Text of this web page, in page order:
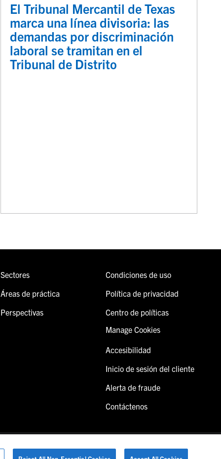
El Tribunal Mercantil de Texas
marca una línea divisoria: las
demandas por discriminación
laboral se tramitan en el
Tribunal de Distrito
Sectores
Áreas de práctica
Perspectivas
Condiciones de uso
Política de privacidad
Centro de políticas
Manage Cookies
Accesibilidad
Inicio de sesión del cliente
Alerta de fraude
Contáctenos